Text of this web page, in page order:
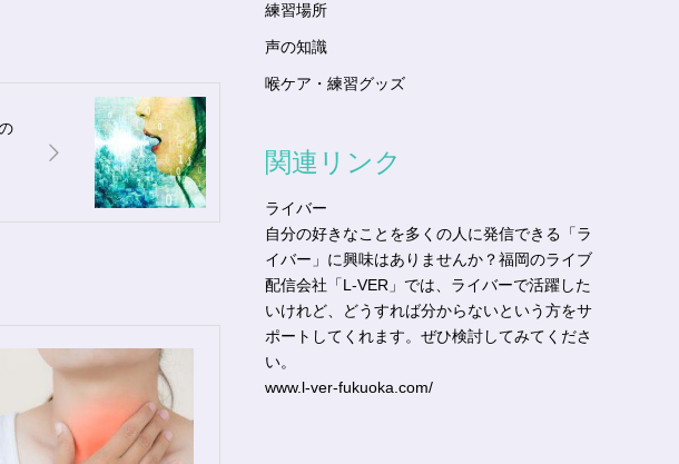
練習場所
声の知識
喉ケア・練習グッズ
関連リンク
ライバー
自分の好きなことを多くの人に発信できる「ラ
イバー」に興味はありませんか？福岡のライブ
配信会社「L-VER」では、ライバーで活躍した
いけれど、どうすれば分からないという方をサ
ポートしてくれます。ぜひ検討してみてくださ
い。
www.l-ver-fukuoka.com/